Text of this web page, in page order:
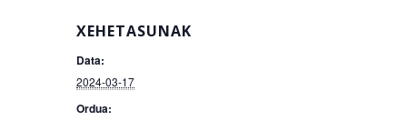
XEHETASUNAK
Data:
2024-03-17
Ordua: